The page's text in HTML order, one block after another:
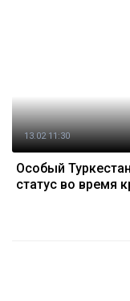
13.02 11:30
Особый
статус во время